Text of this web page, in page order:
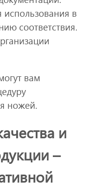
в
соответствия.
вам
ножей.
и
–